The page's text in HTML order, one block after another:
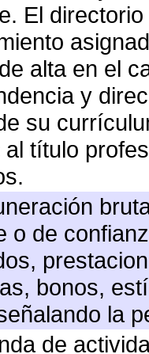
El
alta en el
y
su
título
o de
bonos,
la
de